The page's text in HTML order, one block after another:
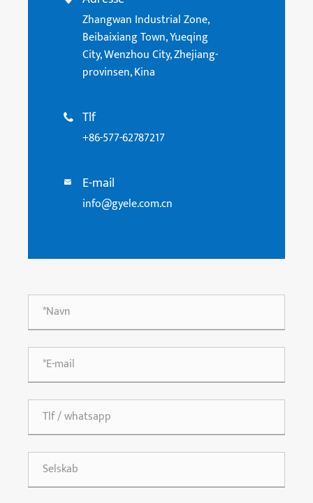
Zhangwan Industrial Zone,
Beibaixiang Town, Yueqing
City, Wenzhou City, Zhejiang-
provinsen, Kina
 Tlf
+86-577-62787217
 E-mail
info@gyele.com.cn